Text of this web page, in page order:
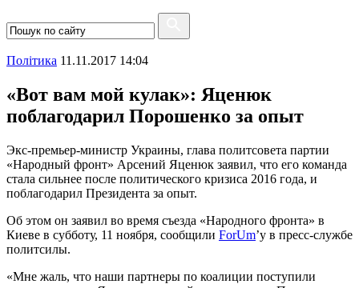
Полiтика 11.11.2017 14:04
«Вот вам мой кулак»: Яценюк
поблагодарил Порошенко за опыт
Экс-премьер-министр Украины, глава политсовета партии
«Народный фронт» Арсений Яценюк заявил, что его команда
стала сильнее после политического кризиса 2016 года, и
поблагодарил Президента за опыт.
Об этом он заявил во время съезда «Народного фронта» в
Киеве в субботу, 11 ноября, сообщили ForUm’у в пресс-службе
политсилы.
«Мне жаль, что наши партнеры по коалиции поступили